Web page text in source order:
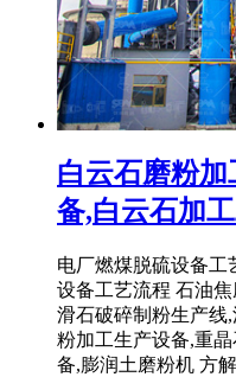
白云石磨粉
备,白云石加
电厂燃煤脱硫设备工
设备工艺流程 石油
滑石破碎制粉生产线
粉加工生产设备,重
备,膨润土磨粉机 方